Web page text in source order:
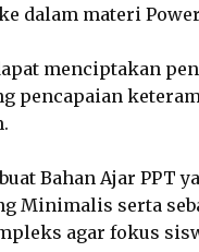
dalam materi
menciptakan
pencapaian
Bahan Ajar PPT
Minimalis serta
agar fokus